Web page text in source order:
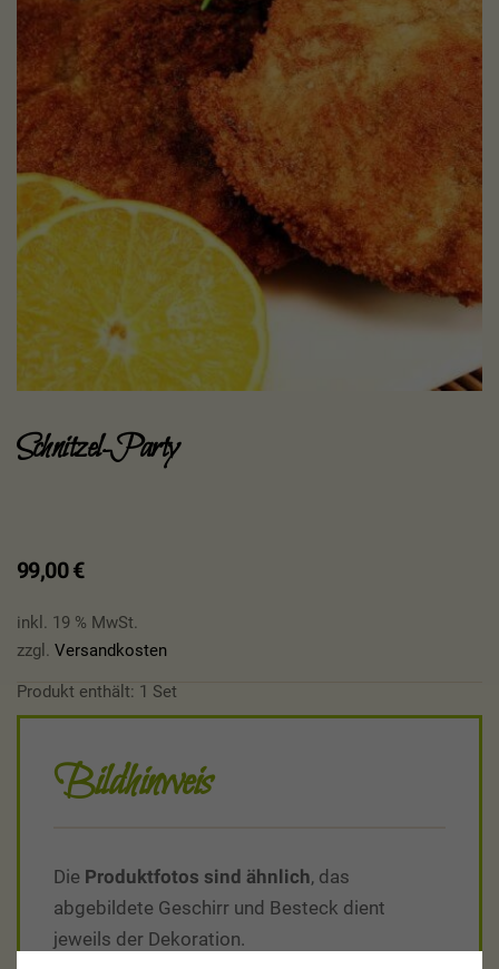
Schnitzel-Party
99,00€
inkl. 19 % MwSt.
zzgl. Versandkosten
Produkt enthält: 1 Set
Bildhinweis
Die Produktfotos sind ähnlich, das
abgebildete Geschirr und Besteck dient
jeweils der Dekoration.